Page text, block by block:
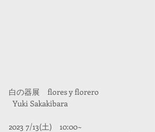
白の器展　flores y florero
  Yuki Sakakibara
2023 7/13(土)　10:00~